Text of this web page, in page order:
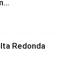
Redonda